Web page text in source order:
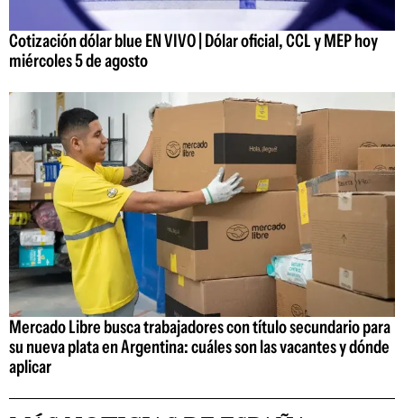
Cotización dólar blue EN VIVO | Dólar oficial, CCL y MEP hoy
miércoles 5 de agosto
Mercado Libre busca trabajadores con título secundario para
su nueva plata en Argentina: cuáles son las vacantes y dónde
aplicar